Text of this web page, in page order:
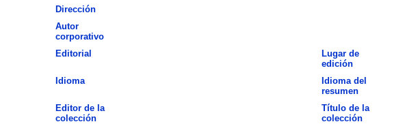
Dirección
Autor
corporativo
Editorial
Lugar de
edición
Idioma
Idioma del
resumen
Editor de la
colección
Título de la
colección